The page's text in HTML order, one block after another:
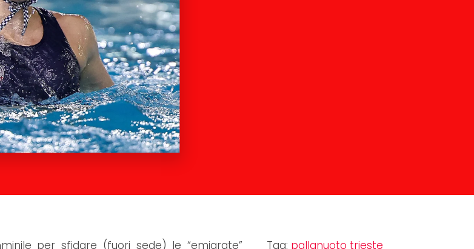
per sfidare (fuori sede) le “emigrate”
Tag: pallanuoto trieste